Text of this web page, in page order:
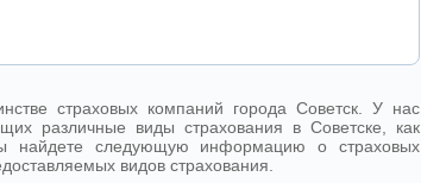
страховых компаний города Советск. У нас
различные виды страхования в Советске, как
найдете следующую информацию о страховых
видов страхования.